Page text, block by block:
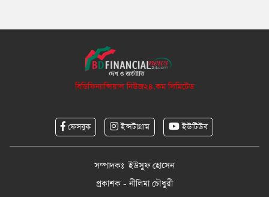
বিডিফিন্যান্সিয়াল নিউজ২৪.কম লিমিটেড
ফেসবুক ইন্সটাগ্রাম ইউটিউব
সম্পাদকঃ ইউসুফ হোসেন
প্রকাশক - নীলিমা চৌধুরী